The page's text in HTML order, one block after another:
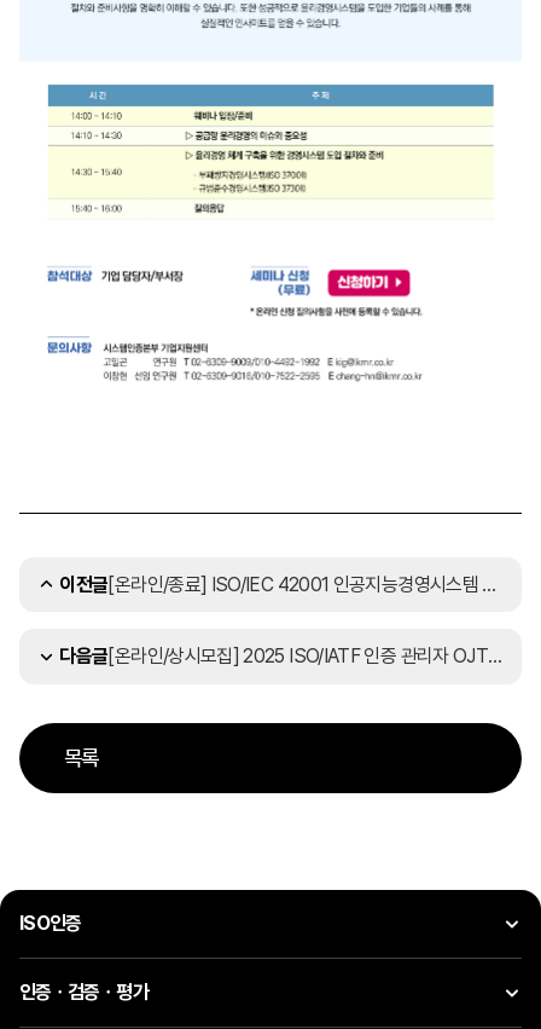
이전글 [온라인/종료] ISO/IEC 42001 인공지능경영시스템 완벽 해설 세미나(12/10)
다음글 [온라인/상시모집] 2025 ISO/IATF 인증 관리자 OJT교육 안내
목록
ISO인증
인증ㆍ검증ㆍ평가